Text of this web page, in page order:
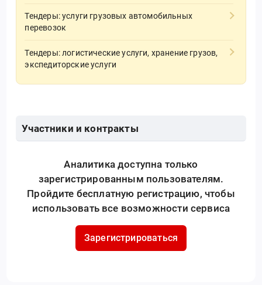
Тендеры: услуги грузовых автомобильных
перевозок
Тендеры: логистические услуги, хранение грузов,
экспедиторские услуги
Участники и контракты
Аналитика доступна только
зарегистрированным пользователям.
Пройдите бесплатную регистрацию, чтобы
использовать все возможности сервиса
Зарегистрироваться